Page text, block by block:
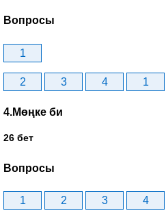
Вопросы
1
2 3 4 1
4.Мөңке би
26 бет
Вопросы
1 2 3 4